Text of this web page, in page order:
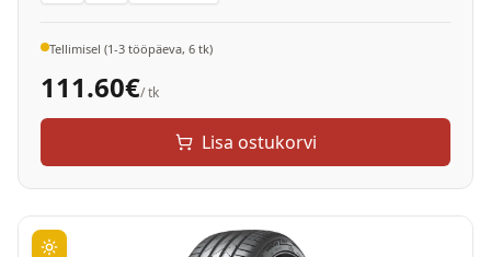
Tellimisel (1-3 tööpäeva, 6 tk)
111.60€/ tk
Lisa ostukorvi